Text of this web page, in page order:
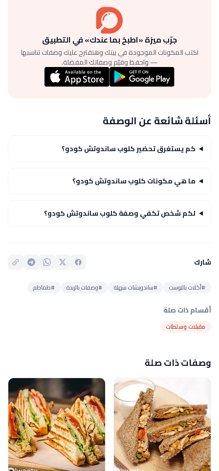
جرّب ميزة «اطبخ بما عندك» في التطبيق
اكتب المكونات الموجودة في بيتك وهنقترح عليك وصفات تناسبها
— واحفظ وقيّم وصفاتك المفضلة.
أسئلة شائعة عن الوصفة
كم يستغرق تحضير كلوب ساندوتش كودو؟
ما هي مكونات كلوب ساندوتش كودو؟
لكم شخص تكفي وصفة كلوب ساندوتش كودو؟
شارك
#أكلات بالتوست #ساندويشات سهلة #وصفات بالزبدة #طماطم
أقسام ذات صلة
مقبلات وسلطات
وصفات ذات صلة